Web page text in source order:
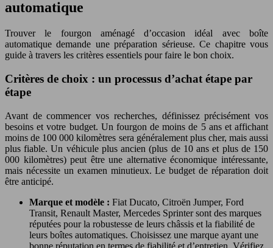
automatique
Trouver le fourgon aménagé d’occasion idéal avec boîte
automatique demande une préparation sérieuse. Ce chapitre vous
guide à travers les critères essentiels pour faire le bon choix.
Critères de choix : un processus d’achat étape par
étape
Avant de commencer vos recherches, définissez précisément vos
besoins et votre budget. Un fourgon de moins de 5 ans et affichant
moins de 100 000 kilomètres sera généralement plus cher, mais aussi
plus fiable. Un véhicule plus ancien (plus de 10 ans et plus de 150
000 kilomètres) peut être une alternative économique intéressante,
mais nécessite un examen minutieux. Le budget de réparation doit
être anticipé.
Marque et modèle : Fiat Ducato, Citroën Jumper, Ford
Transit, Renault Master, Mercedes Sprinter sont des marques
réputées pour la robustesse de leurs châssis et la fiabilité de
leurs boîtes automatiques. Choisissez une marque ayant une
bonne réputation en termes de fiabilité et d’entretien. Vérifiez